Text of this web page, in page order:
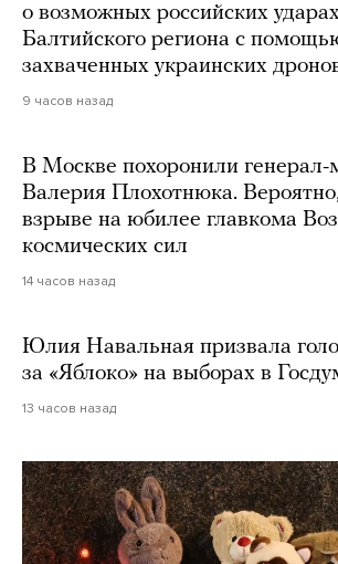
о возможных российских
Балтийского региона с
захваченных украинских
9 часов назад
В Москве похоронили генерал-
Валерия Плохотнюка.
взрыве на юбилее главкома
космических сил
14 часов назад
Юлия Навальная призвала
за «Яблоко» на выборах в
13 часов назад